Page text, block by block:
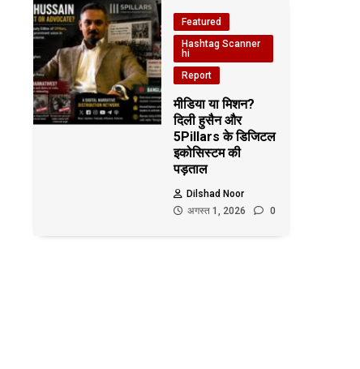
Featured
Hashtag Scanner
hi
Report
मीडिया या मिशन?
दिली हुसैन और
5Pillars के डिजिटल
इकोसिस्टम की
पड़ताल
Dilshad Noor
अगस्त 1, 2026
0